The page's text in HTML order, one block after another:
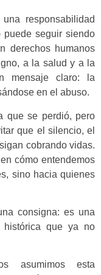
responsabilidad
seguir siendo
derechos humanos
a la salud y a la
mensaje claro: la
en el abuso.
que se perdió, pero
que el silencio, el
cobrando vidas.
cómo entendemos
sino hacia quienes
consigna: es una
que ya no
asumimos esta